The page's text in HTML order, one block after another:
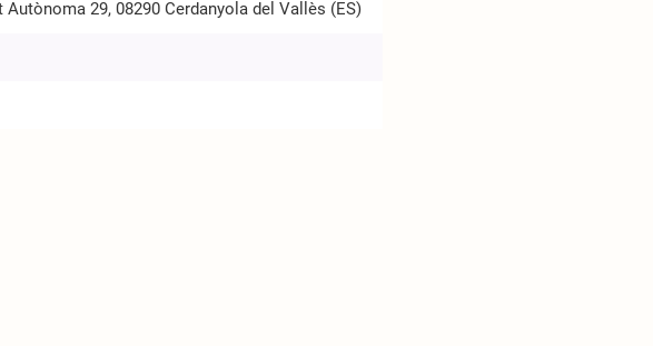
Autònoma 29, 08290 Cerdanyola del Vallès (ES)